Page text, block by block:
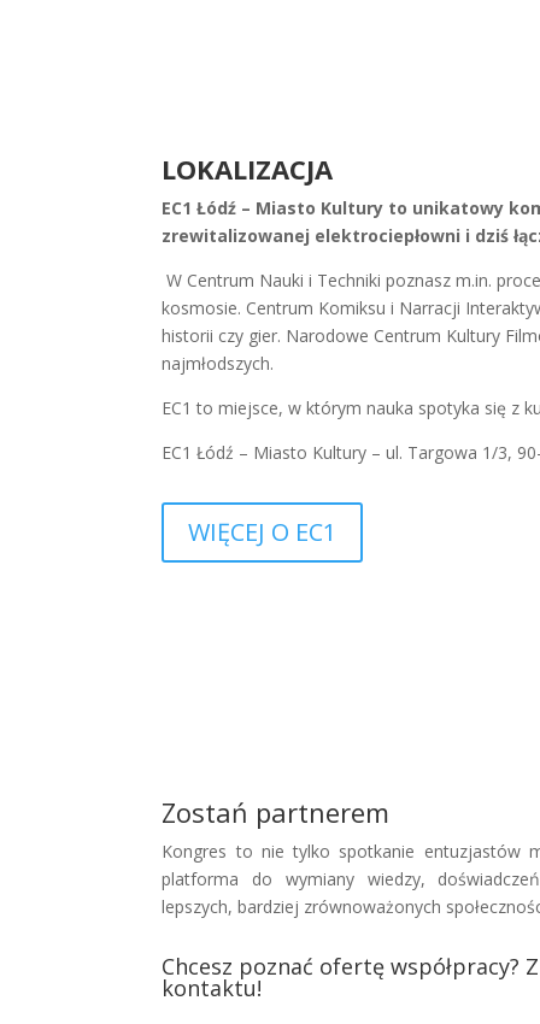
LOKALIZACJA
EC1 Łódź – Miasto Kultury to unikatowy
zrewitalizowanej elektrociepłowni i dziś
W Centrum Nauki i Techniki poznasz m.in.
kosmosie. Centrum Komiksu i Narracji
historii czy gier. Narodowe Centrum Kultury
najmłodszych.
EC1 to miejsce, w którym nauka spotyka się z
EC1 Łódź – Miasto Kultury – ul. Targowa 1/3,
WIĘCEJ O EC1
Zostań partnerem
Kongres to nie tylko spotkanie entuzjastów
platforma do wymiany wiedzy,
lepszych, bardziej zrównoważonych
Chcesz poznać ofertę współpracy?
kontaktu!